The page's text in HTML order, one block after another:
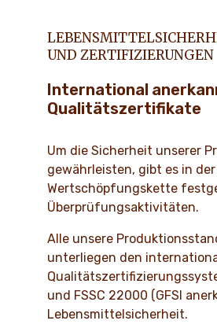
UND ZERTIFIZIERUNGEN
International
Qualitätszertifikate
Um die Sicherheit unserer
gewährleisten, gibt es in
Wertschöpfungskette
Überprüfungsaktivitäten.
Alle unsere
unterliegen den
und FSSC 22000 (GFSI
Lebensmittelsicherheit.